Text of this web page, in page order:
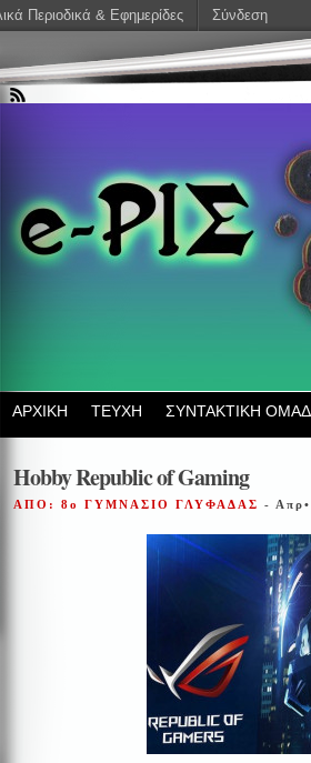
ΑΡΧΙΚΗ ΤΕΥΧΗ ΣΥΝΤΑΚΤΙΚΗ
Hobby Republic of Gaming
ΑΠΟ: 8ο ΓΥΜΝΑΣΙΟ ΓΛΥΦΑΔΑΣ -
Περιοδικά & Εφημερίδες Σύνδεση